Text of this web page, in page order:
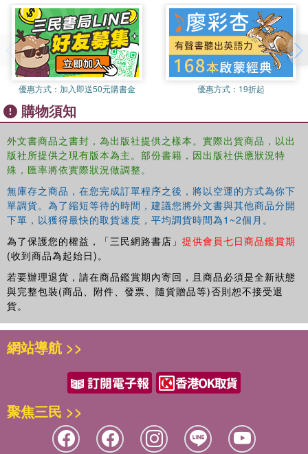
優惠方式： 加入即送50元購書金 優惠方式： 19折起
購物須知
外文書商品之書封，為出版社提供之樣本。實際出貨商品，以出
版社所提供之現有版本為主。部份書籍，因出版社供應狀況特
殊，匯率將依實際狀況做調整。
無庫存之商品，在您完成訂單程序之後，將以空運的方式為你下
單調貨。為了縮短等待的時間，建議您將外文書與其他商品分開
下單，以獲得最快的取貨速度，平均調貨時間為1~2個月。
為了保護您的權益，「三民網路書店」 提供會員七日商品鑑賞期
(收到商品為起始日)。
若要辦理退貨，請在商品鑑賞期內寄回，且商品必須是全新狀態
與完整包裝(商品、附件、發票、隨貨贈品等)否則恕不接受退
貨。
網站導航 >>
聚焦三民 >>